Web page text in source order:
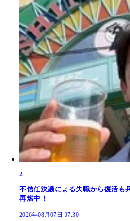
2
不信任決議による失職から復活も
再燃中！
2026年08月07日 07:30